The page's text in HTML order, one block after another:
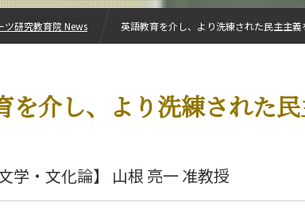
を介し、より洗練された
学・文化論】 山根 亮一 准教授
ツ研究教育院 News 英語教育を介し、より洗練された民主主